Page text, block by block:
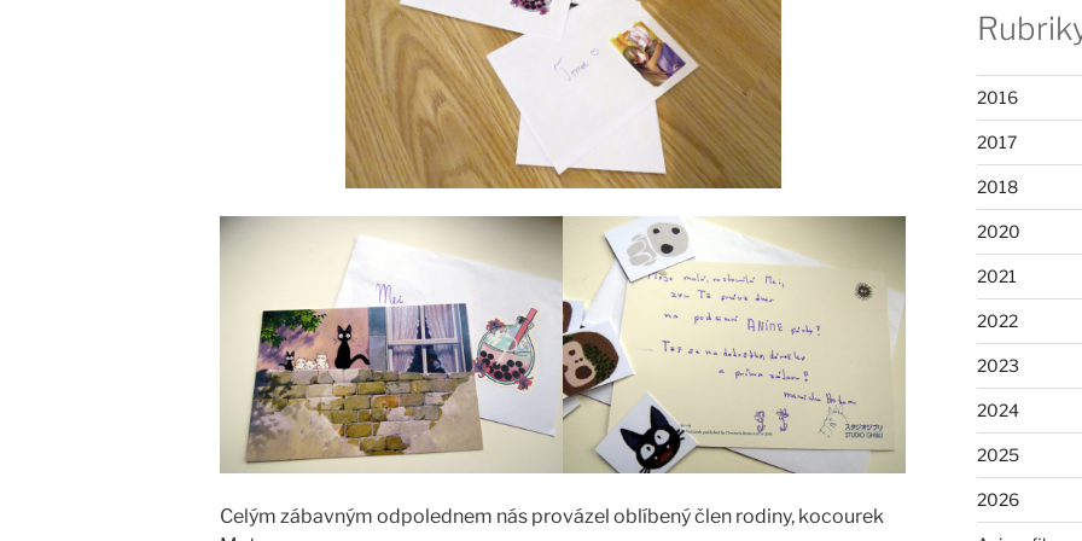
Celým zábavným odpolednem nás provázel oblíbený člen rodiny, kocourek
2016
2017
2018
2020
2021
2022
2023
2024
2025
2026